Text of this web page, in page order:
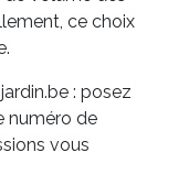
ce choix
: posez
numéro de
vous